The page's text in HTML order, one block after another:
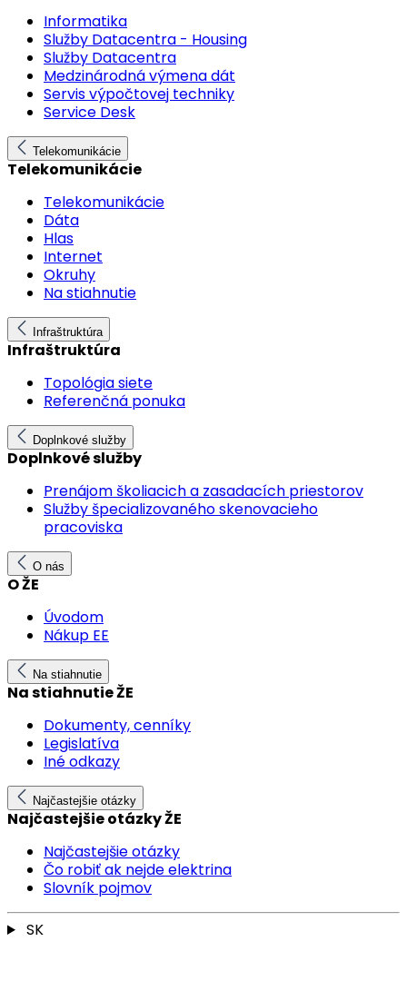
Informatika
Služby Datacentra - Housing
Služby Datacentra
Medzinárodná výmena dát
Servis výpočtovej techniky
Service Desk
Telekomunikácie
Telekomunikácie
Telekomunikácie
Dáta
Hlas
Internet
Okruhy
Na stiahnutie
Infraštruktúra
Infraštruktúra
Topológia siete
Referenčná ponuka
Doplnkové služby
Doplnkové služby
Prenájom školiacich a zasadacích priestorov
Služby špecializovaného skenovacieho
pracoviska
O nás
O ŽE
Úvodom
Nákup EE
Na stiahnutie
Na stiahnutie ŽE
Dokumenty, cenníky
Legislatíva
Iné odkazy
Najčastejšie otázky
Najčastejšie otázky ŽE
Najčastejšie otázky
Čo robiť ak nejde elektrina
Slovník pojmov
SK